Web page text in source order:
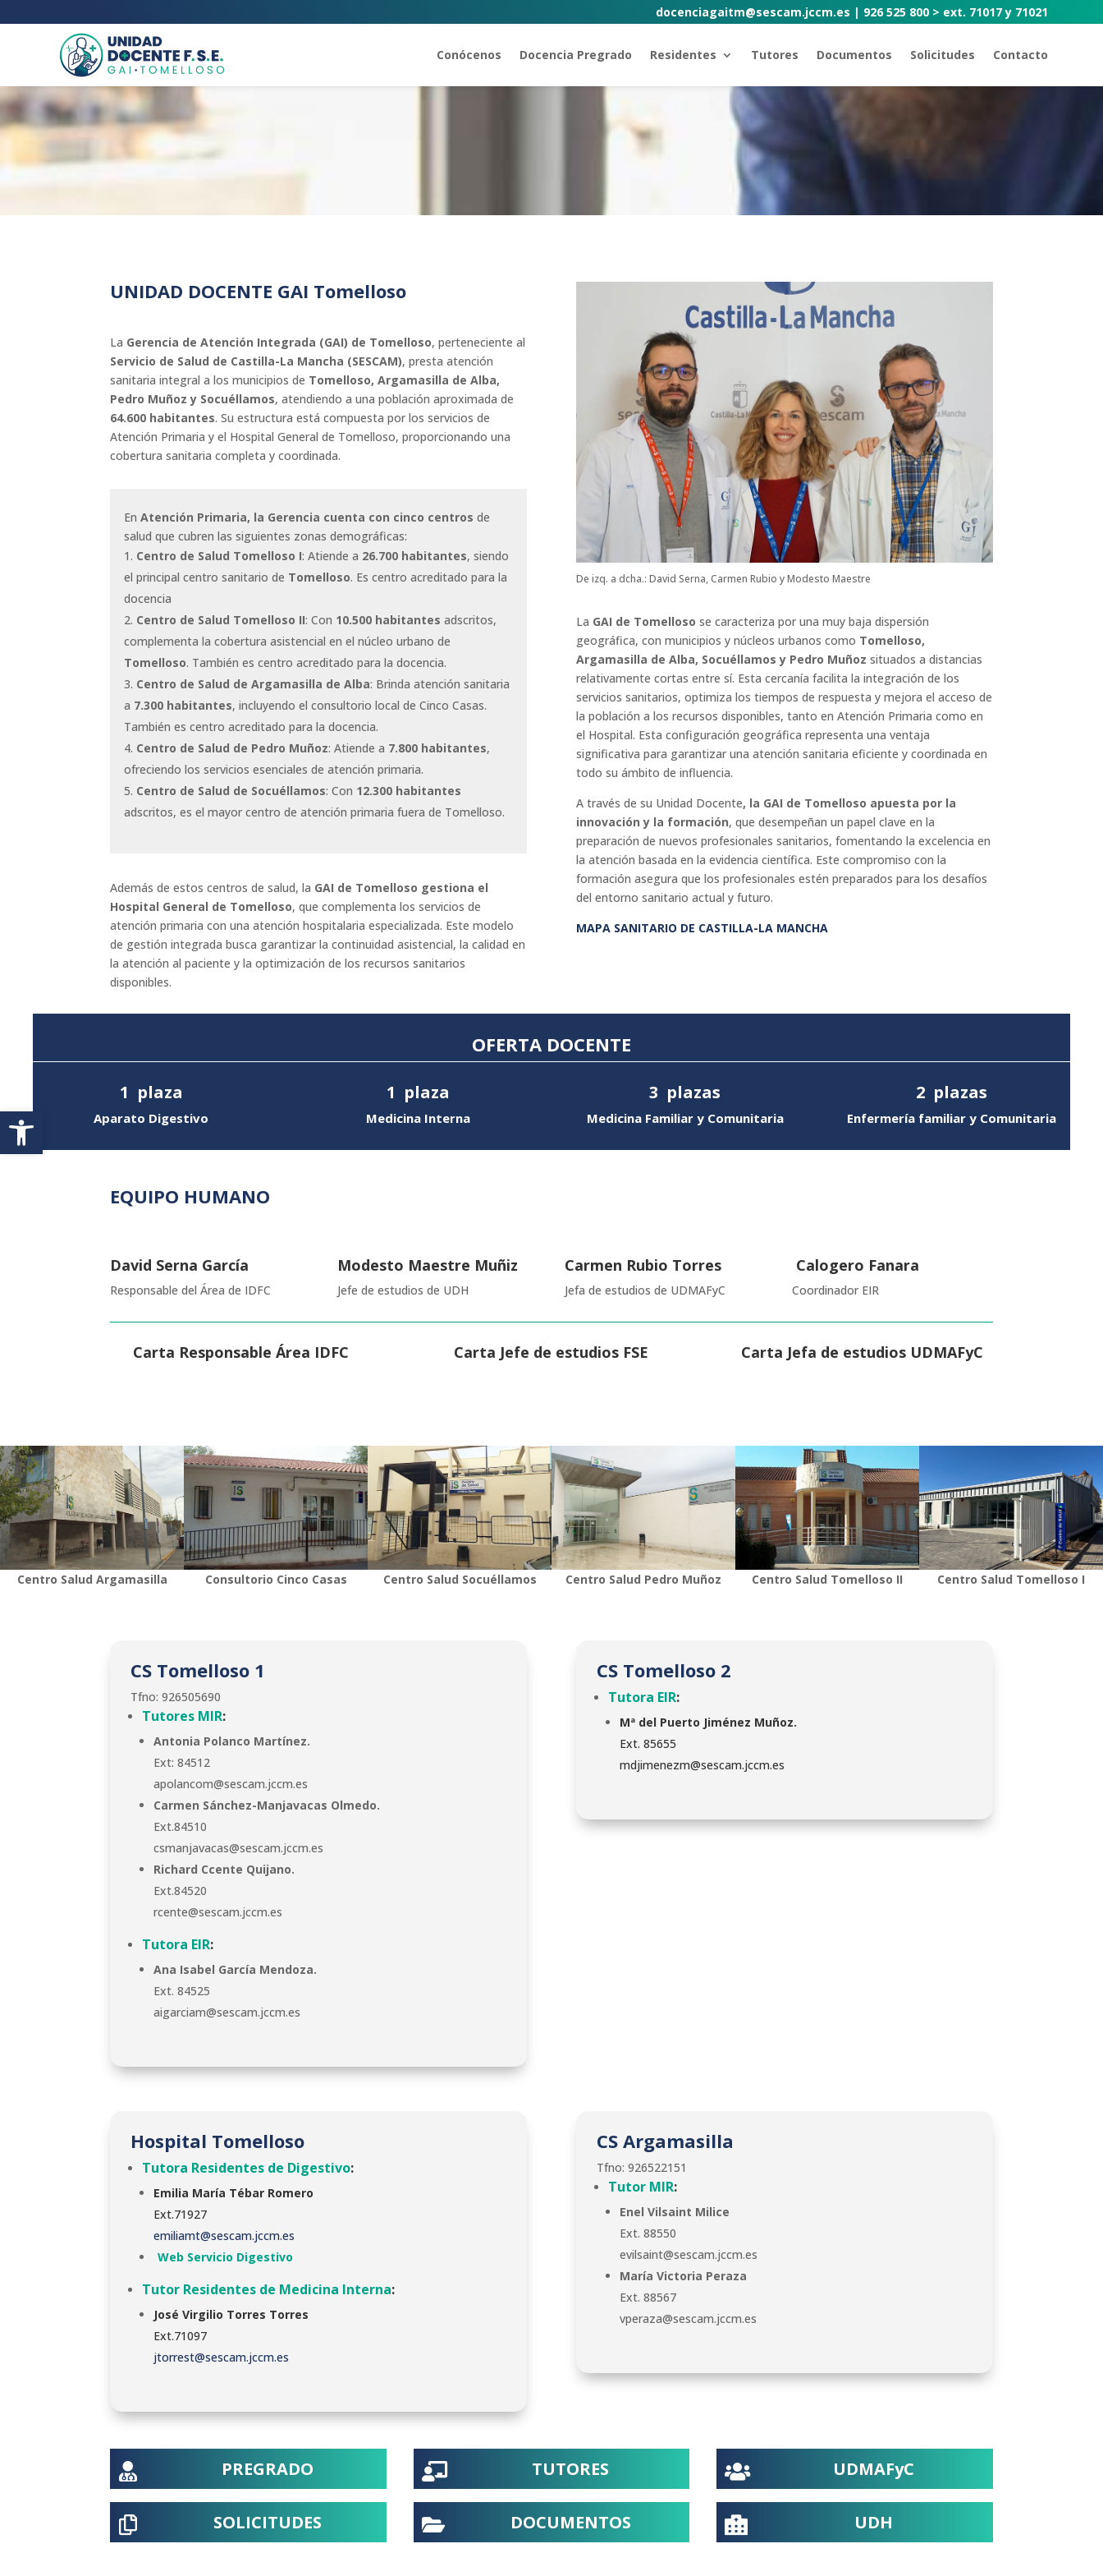
Abrir barra de herramientas
docenciagaitm@sescam.jccm.es | 926 525 800 > ext. 71017 y 71021
Conócenos Docencia Pregrado Residentes Tutores Documentos Solicitudes Contacto
UNIDAD DOCENTE GAI Tomelloso
La Gerencia de Atención Integrada (GAI) de Tomelloso, perteneciente al
Servicio de Salud de Castilla-La Mancha (SESCAM), presta atención
sanitaria integral a los municipios de Tomelloso, Argamasilla de Alba,
Pedro Muñoz y Socuéllamos, atendiendo a una población aproximada de
64.600 habitantes. Su estructura está compuesta por los servicios de
Atención Primaria y el Hospital General de Tomelloso, proporcionando una
cobertura sanitaria completa y coordinada.
EnAtención Primaria, la Gerencia cuenta con cinco centros de
salud que cubren las siguientes zonas demográficas:
Centro de Salud Tomelloso I: Atiende a 26.700 habitantes, siendo
el principal centro sanitario de Tomelloso. Es centro acreditado para la
docencia
Centro de Salud Tomelloso II: Con 10.500 habitantes adscritos,
complementa la cobertura asistencial en el núcleo urbano de
Tomelloso. También es centro acreditado para la docencia.
Centro de Salud de Argamasilla de Alba: Brinda atención sanitaria
a 7.300 habitantes, incluyendo el consultorio local de Cinco Casas.
También es centro acreditado para la docencia.
Centro de Salud de Pedro Muñoz: Atiende a 7.800 habitantes,
ofreciendo los servicios esenciales de atención primaria.
Centro de Salud de Socuéllamos: Con 12.300 habitantes
adscritos, es el mayor centro de atención primaria fuera de Tomelloso.
Además de estos centros de salud, la GAI de Tomelloso gestiona el
Hospital General de Tomelloso, que complementa los servicios de
atención primaria con una atención hospitalaria especializada. Este modelo
de gestión integrada busca garantizar la continuidad asistencial, la calidad en
la atención al paciente y la optimización de los recursos sanitarios
disponibles.
De izq. a dcha.: David Serna, Carmen Rubio y Modesto Maestre
La GAI de Tomelloso se caracteriza por una muy baja dispersión
geográfica, con municipios y núcleos urbanos como Tomelloso,
Argamasilla de Alba, Socuéllamos y Pedro Muñoz situados a distancias
relativamente cortas entre sí. Esta cercanía facilita la integración de los
servicios sanitarios, optimiza los tiempos de respuesta y mejora el acceso de
la población a los recursos disponibles, tanto en Atención Primaria como en
el Hospital. Esta configuración geográfica representa una ventaja
significativa para garantizar una atención sanitaria eficiente y coordinada en
todo su ámbito de influencia.
A través de su Unidad Docente, la GAI de Tomelloso apuesta por la
innovación y la formación, que desempeñan un papel clave en la
preparación de nuevos profesionales sanitarios, fomentando la excelencia en
la atención basada en la evidencia científica. Este compromiso con la
formación asegura que los profesionales estén preparados para los desafíos
del entorno sanitario actual y futuro.
MAPA SANITARIO DE CASTILLA-LA MANCHA
OFERTADOCENTE
1 plaza
Aparato Digestivo
1 plaza
Medicina Interna
3 plazas
Medicina Familiar y Comunitaria
2 plazas
Enfermería familiar y Comunitaria
EQUIPO HUMANO
David Serna García
Responsable del Área de IDFC
Modesto Maestre Muñiz
Jefe de estudios de UDH
Carmen Rubio Torres
Jefa de estudios de UDMAFyC
Calogero Fanara
Coordinador EIR
Carta Responsable Área IDFC Carta Jefe de estudios FSE Carta Jefa de estudios UDMAFyC
Centro Salud Argamasilla Consultorio Cinco Casas Centro Salud Socuéllamos Centro Salud Pedro Muñoz Centro Salud Tomelloso II Centro Salud Tomelloso I
CS Tomelloso 1
Tfno: 926505690
Tutores MIR:
Antonia Polanco Martínez.
Ext: 84512
apolancom@sescam.jccm.es
Carmen Sánchez-Manjavacas Olmedo.
Ext.84510
csmanjavacas@sescam.jccm.es
Richard Ccente Quijano.
Ext.84520
rcente@sescam.jccm.es
Tutora EIR:
Ana Isabel García Mendoza.
Ext. 84525
aigarciam@sescam.jccm.es
CS Tomelloso 2
Tutora EIR:
Mª del Puerto Jiménez Muñoz.
Ext. 85655
mdjimenezm@sescam.jccm.es
Hospital Tomelloso
Tutora Residentes de Digestivo:
Emilia María Tébar Romero
Ext.71927
emiliamt@sescam.jccm.es
Web Servicio Digestivo
Tutor Residentes de Medicina Interna:
José Virgilio Torres Torres
Ext.71097
jtorrest@sescam.jccm.es
CS Argamasilla
Tfno: 926522151
Tutor MIR:
Enel Vilsaint Milice
Ext. 88550
evilsaint@sescam.jccm.es
María Victoria Peraza
Ext. 88567
vperaza@sescam.jccm.es
 PREGRADO
 SOLICITUDES
 TUTORES
 DOCUMENTOS
 UDMAFyC
 UDH